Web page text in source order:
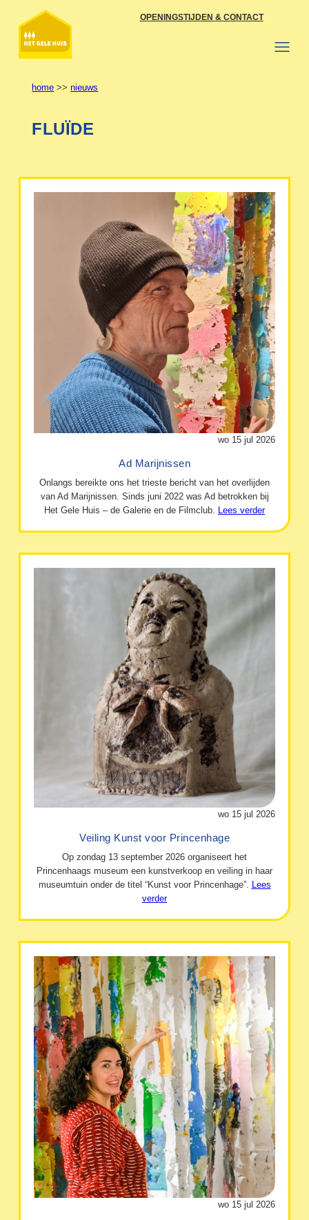
naar
inhoud
OPENINGSTIJDEN & CONTACT
home >>nieuws
FLUÏDE
wo 15 jul 2026
Ad Marijnissen
Onlangs bereikte ons het trieste bericht van het overlijden
van Ad Marijnissen. Sinds juni 2022 was Ad betrokken bij
Het Gele Huis – de Galerie en de Filmclub. Lees verder
wo 15 jul 2026
Veiling Kunst voor Princenhage
Op zondag 13 september 2026 organiseert het
Princenhaags museum een kunstverkoop en veiling in haar
museumtuin onder de titel “Kunst voor Princenhage”. Lees
verder
wo 15 jul 2026